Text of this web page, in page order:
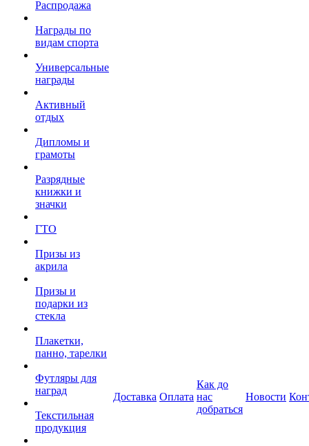
Распродажа
Награды по
видам спорта
Универсальные
награды
Активный
отдых
Дипломы и
грамоты
Разрядные
книжки и
значки
ГТО
Призы из
акрила
Призы и
подарки из
стекла
Плакетки,
панно, тарелки
Футляры для
наград
Текстильная
продукция
Доставка Оплата
Как до
нас
добраться
Новости